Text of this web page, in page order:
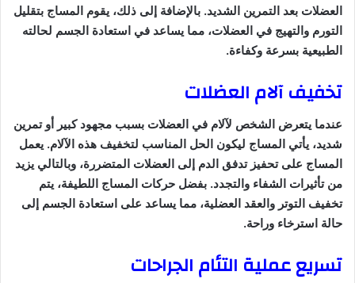
العضلات بعد التمرين الشديد. بالإضافة إلى ذلك، يقوم المساج بتقليل
التورم والتهيج في العضلات، مما يساعد في استعادة الجسم لحالته
الطبيعية بسرعة وكفاءة.
تخفيف آلام العضلات
عندما يتعرض الشخص لآلام في العضلات بسبب مجهود كبير أو تمرين
شديد، يأتي المساج ليكون الحل المناسب لتخفيف هذه الآلام. يعمل
المساج على تحفيز تدفق الدم إلى العضلات المتضررة، وبالتالي يزيد
من تأثيرات الشفاء والتجدد. بفضل حركات المساج اللطيفة، يتم
تخفيف التوتر والعقد العضلية، مما يساعد على استعادة الجسم إلى
حالة استرخاء وراحة.
تسريع عملية التئام الجراحات